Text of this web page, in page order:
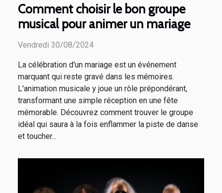
Comment choisir le bon groupe
musical pour animer un mariage
Vendredi 30/08/2024
La célébration d'un mariage est un événement
marquant qui reste gravé dans les mémoires.
L'animation musicale y joue un rôle prépondérant,
transformant une simple réception en une fête
mémorable. Découvrez comment trouver le groupe
idéal qui saura à la fois enflammer la piste de danse
et toucher...